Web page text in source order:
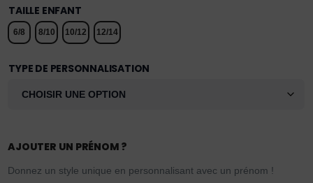
TAILLE ENFANT
6/8 8/10 10/12 12/14
TYPE DE PERSONNALISATION
AJOUTER UN PRÉNOM ?
Donnez un style unique en personnalisant avec un prénom !